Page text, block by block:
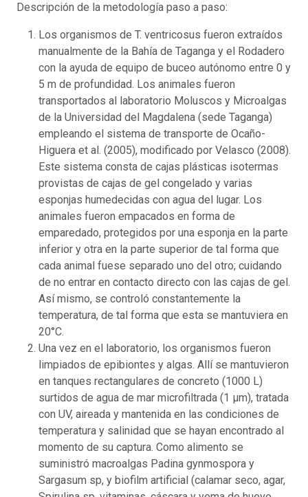
Descripción de la metodología paso a paso:
Los organismos de T. ventricosus fueron extraídos
manualmente de la Bahía de Taganga y el Rodadero
con la ayuda de equipo de buceo autónomo entre 0 y
5 m de profundidad. Los animales fueron
transportados al laboratorio Moluscos y Microalgas
de la Universidad del Magdalena (sede Taganga)
empleando el sistema de transporte de Ocaño-
Higuera et al. (2005), modificado por Velasco (2008).
Este sistema consta de cajas plásticas isotermas
provistas de cajas de gel congelado y varias
esponjas humedecidas con agua del lugar. Los
animales fueron empacados en forma de
emparedado, protegidos por una esponja en la parte
inferior y otra en la parte superior de tal forma que
cada animal fuese separado uno del otro; cuidando
de no entrar en contacto directo con las cajas de gel.
Así mismo, se controló constantemente la
temperatura, de tal forma que esta se mantuviera en
20°C.
Una vez en el laboratorio, los organismos fueron
limpiados de epibiontes y algas. Allí se mantuvieron
en tanques rectangulares de concreto (1000 L)
surtidos de agua de mar microfiltrada (1 µm), tratada
con UV, aireada y mantenida en las condiciones de
temperatura y salinidad que se hayan encontrado al
momento de su captura. Como alimento se
suministró macroalgas Padina gynmospora y
Sargasum sp, y biofilm artificial (calamar seco, agar,